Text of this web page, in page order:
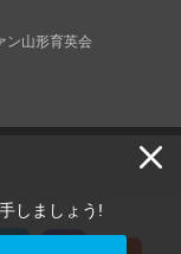
しましょう!
ン山形育英会